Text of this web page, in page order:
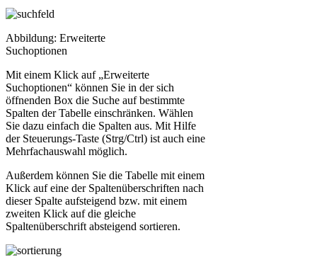
Abbildung: Erweiterte
Suchoptionen
Mit einem Klick auf „Erweiterte
Suchoptionen“ können Sie in der sich
öffnenden Box die Suche auf bestimmte
Spalten der Tabelle einschränken. Wählen
Sie dazu einfach die Spalten aus. Mit Hilfe
der Steuerungs-Taste (Strg/Ctrl) ist auch eine
Mehrfachauswahl möglich.
Außerdem können Sie die Tabelle mit einem
Klick auf eine der Spaltenüberschriften nach
dieser Spalte aufsteigend bzw. mit einem
zweiten Klick auf die gleiche
Spaltenüberschrift absteigend sortieren.